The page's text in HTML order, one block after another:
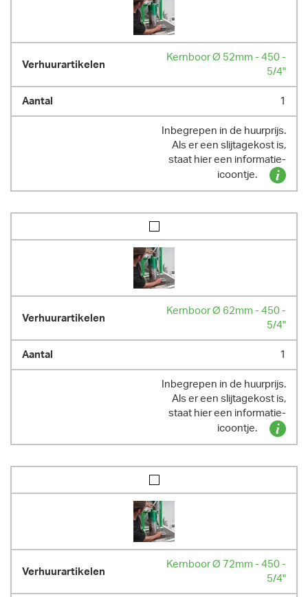
Kernboor Ø 52mm - 450 -
5/4"
1
Inbegrepen in de huurprijs.
Als er een slijtagekost is,
staat hier een informatie-
icoontje.
Kernboor Ø 62mm - 450 -
5/4"
1
Inbegrepen in de huurprijs.
Als er een slijtagekost is,
staat hier een informatie-
icoontje.
Kernboor Ø 72mm - 450 -
5/4"